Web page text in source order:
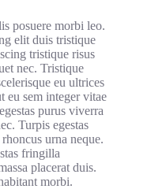
posuere morbi leo.
elit duis tristique
tristique risus
nec. Tristique
eu ultrices
eu sem integer vitae
purus viverra
Turpis egestas
urna neque.
fringilla
placerat duis.
morbi.